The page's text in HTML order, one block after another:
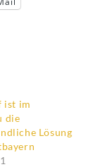
ist im
die
Lösung